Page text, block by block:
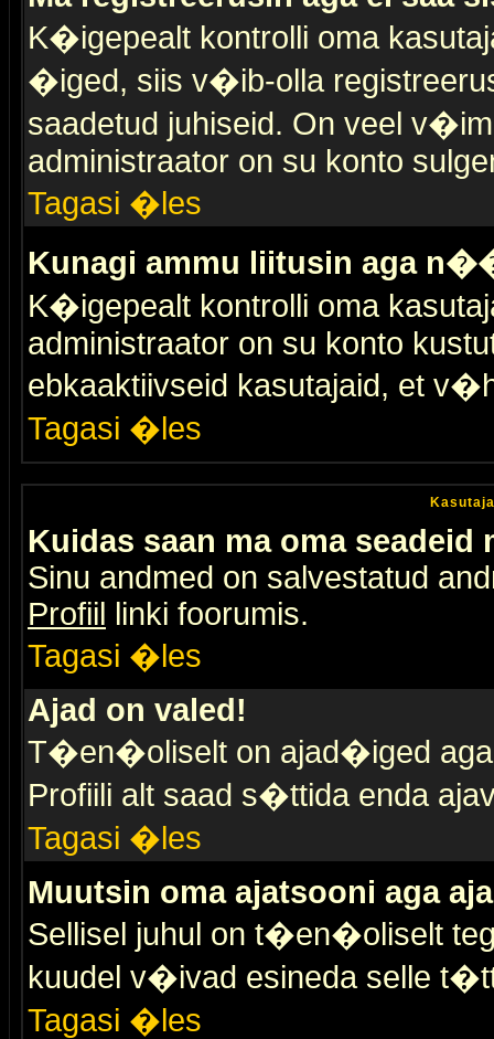
K�igepealt kontrolli oma
�iged, siis v�ib-olla
saadetud juhiseid. On veel
administraator on su konto
Tagasi �les
Kunagi ammu liitusin aga
K�igepealt kontrolli oma
administraator on su konto
ebkaaktiivseid kasutajaid, et
Tagasi �les
Kuidas saan ma oma seadeid
Sinu andmed on salvestatud
Profiil linki foorumis.
Tagasi �les
Ajad on valed!
T�en�oliselt on ajad�iged
Profiili alt saad s�ttida enda
Tagasi �les
Muutsin oma ajatsooni aga
Sellisel juhul on t�en�oliselt
kuudel v�ivad esineda selle
Tagasi �les